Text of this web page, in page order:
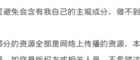
避免会含有我自己的主观成分，做不
分的资源全部是网络上传播的资源，